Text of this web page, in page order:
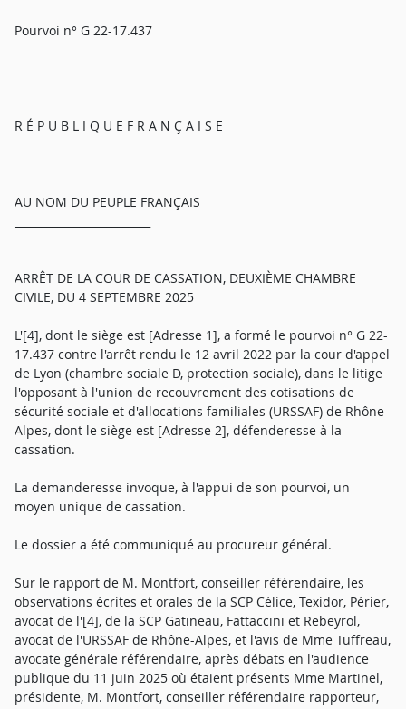
Pourvoi n° G 22-17.437
R É P U B L I Q U E F R A N Ç A I S E
AU NOM DU PEUPLE FRANÇAIS
ARRÊT DE LA COUR DE CASSATION, DEUXIÈME CHAMBRE
CIVILE, DU 4 SEPTEMBRE 2025
L'[4], dont le siège est [Adresse 1], a formé le pourvoi n° G 22-
17.437 contre l'arrêt rendu le 12 avril 2022 par la cour d'appel
de Lyon (chambre sociale D, protection sociale), dans le litige
l'opposant à l'union de recouvrement des cotisations de
sécurité sociale et d'allocations familiales (URSSAF) de Rhône-
Alpes, dont le siège est [Adresse 2], défenderesse à la
cassation.
La demanderesse invoque, à l'appui de son pourvoi, un
moyen unique de cassation.
Le dossier a été communiqué au procureur général.
Sur le rapport de M. Montfort, conseiller référendaire, les
observations écrites et orales de la SCP Célice, Texidor, Périer,
avocat de l'[4], de la SCP Gatineau, Fattaccini et Rebeyrol,
avocat de l'URSSAF de Rhône-Alpes, et l'avis de Mme Tuffreau,
avocate générale référendaire, après débats en l'audience
publique du 11 juin 2025 où étaient présents Mme Martinel,
présidente, M. Montfort, conseiller référendaire rapporteur,